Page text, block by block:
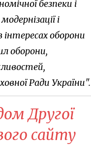
безпеки і
і
інтересах оборони
оборони,
Ради України".
Другої
сайту